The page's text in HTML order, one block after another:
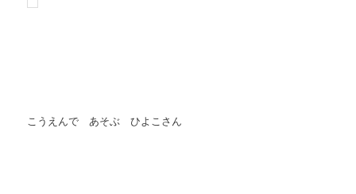
こうえんで あそぶ ひよこさん